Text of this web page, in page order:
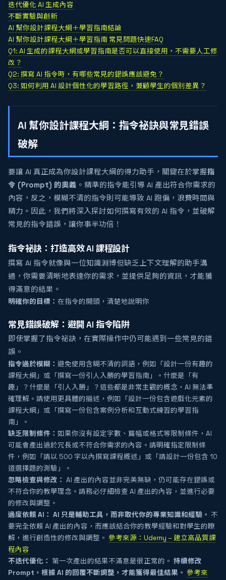
迭代優化 AI 生成內容
不斷實驗與創新
AI 幫你設計課程大綱＋學習指南結論
AI 幫你設計課程大綱＋學習指南 常見問題快速FAQ
Q1: AI 生成的課程大綱或學習指南是否可以直接使用，不需要人工修
改？
Q2: 撰寫 AI 指令時，有哪些常見的錯誤應該避免？
Q3: 如何利用 AI 設計個性化的學習路徑，兼顧學生的個別差異？
AI 幫你設計課程大綱：指令祕訣與常見錯誤
破解
要讓 AI 真正成為你設計課程大綱的得力助手，關鍵在於掌握指
令 (Prompt) 的奧義 。精準的指令能引導 AI 產出符合你需求的
內容，反之，模糊不清的指令則可能導致 AI 跑偏，浪費時間與
精力。因此，我們將深入探討如何撰寫有效的 AI 指令，並破解
常見的指令錯誤，讓你事半功倍！
指令祕訣：打造高效 AI 課程設計
撰寫 AI 指令就像與一位知識淵博但缺乏上下文理解的助手溝
通，你需要清晰地表達你的需求，並提供足夠的資訊，才能獲
得滿意的結果。
明確你的目標： 在指令的開頭，清楚地說明你
常見錯誤破解：避開 AI 指令陷阱
即使掌握了指令祕訣，在實際操作中仍可能遇到一些常見的錯
誤。
指令過於模糊： 避免使用含糊不清的詞語，例如「設計一份有趣的
課程大綱」或「撰寫一份引人入勝的學習指南」。什麼是「有
趣」？什麼是「引人入勝」？這些都是非常主觀的概念，AI 無法準
確理解。請使用更具體的描述，例如「設計一份包含遊戲化元素的
課程大綱」或「撰寫一份包含案例分析和互動式練習的學習指
南」。
缺乏限制條件： 如果你沒有設定字數、篇幅或格式等限制條件，AI
可能會產出過於冗長或不符合你需求的內容。請明確指定限制條
件，例如「請以 500 字以內撰寫課程概述」或「請設計一份包含 10
道選擇題的測驗」。
忽略檢查與修改： AI 產出的內容並非完美無缺，仍可能存在錯誤或
不符合你的教學理念。請務必仔細檢查 AI 產出的內容，並進行必要
的修改與調整。
過度依賴 AI： AI 只是輔助工具，而非取代你的專業知識和經驗。 不
要完全依賴 AI 產出的內容，而應該結合你的教學經驗和對學生的瞭
解，進行創造性的修改與調整。 參考來源：Udemy – 建立高品質課
程內容
不迭代優化： 第一次產出的結果不滿意是很正常的。 持續修改
Prompt，根據 AI 的回覆不斷調整，才能獲得最佳結果。 參考來